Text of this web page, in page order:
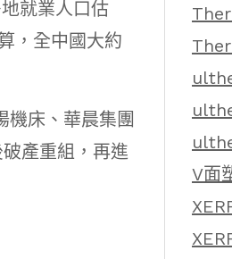
就業人口估
，全中國大約
機床、華晨集團
產重組，再進
V面